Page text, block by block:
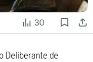
Deliberante de